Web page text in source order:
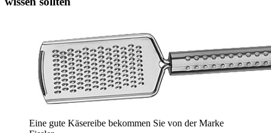
Eine gute Käsereibe bekommen Sie von der Marke